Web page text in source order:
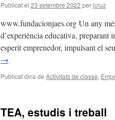
Publicat el 23 setembre 2022 perjcruz
www.fundacionjaes.org Un any
d’experiència educativa, preparant
esperit emprenedor, impulsant el
→
Publicat dins de Activitats de classe,
TEA, estudis i treball